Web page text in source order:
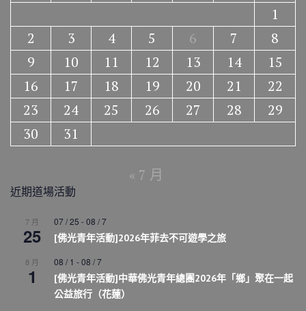
1
2
3 4 5 6 7
8
9
10 11 12 13 14
15
16
17 18 19 20 21
22
23
24 25 26 27 28
29
30
31
« 7 月
近期道場活動
7 月
25
07 / 25 -08 / 7
[佛光青年活動]2026年菲去不可遊學之旅
8 月
1
08 / 1 -08 / 7
[佛光青年活動]中華佛光青年總團2026年「鄉」聚在一起
公益旅行（花蓮）